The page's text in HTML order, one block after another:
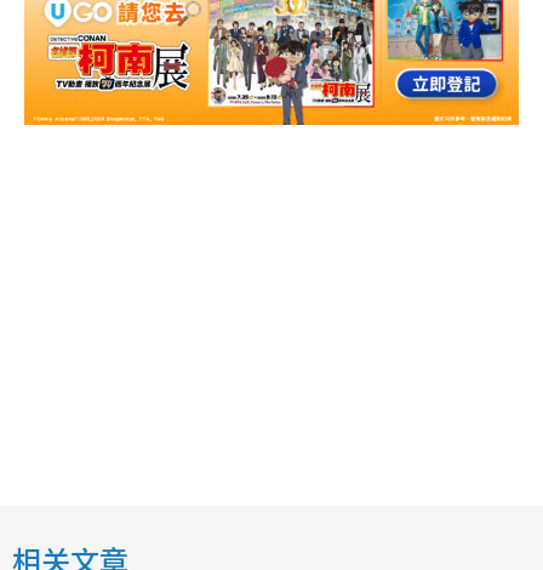
相关文章